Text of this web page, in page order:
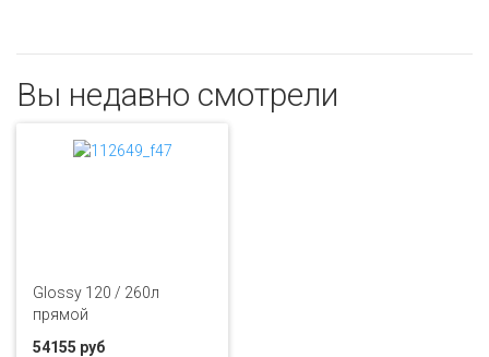
Вы недавно смотрели
Glossy 120 / 260л
прямой
54155 руб